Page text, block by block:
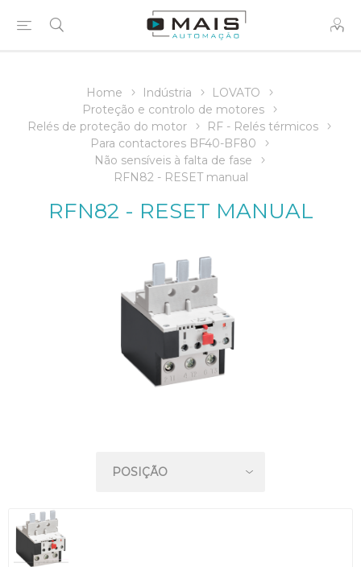
Home Indústria
LOVATO
Proteção e controlo de motores
Relés de proteção do motor
RF - Relés térmicos
Para contactores BF40-BF80
Não sensíveis à falta de fase
RFN82 - RESET manual
RFN82 - RESET MANUAL